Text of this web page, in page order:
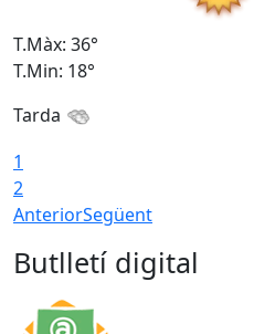
T.Màx: 36°
T.Min: 18°
Tarda
1
2
AnteriorSegüent
Butlletí digital